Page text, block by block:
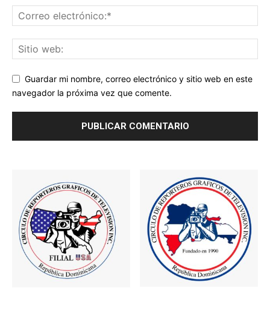
Guardar mi nombre, correo electrónico y sitio web en este
navegador la próxima vez que comente.